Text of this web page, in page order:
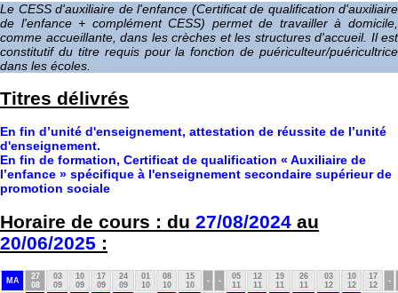
Le CESS d'auxiliaire de l'enfance (Certificat de qualification d'auxiliaire
de l'enfance + complément CESS) permet de travailler à domicile,
comme accueillante, dans les crèches et les structures d'accueil. Il est
constitutif du titre requis pour la fonction de puériculteur/puéricultrice
dans les écoles.
Titres délivrés
En fin d’unité d'enseignement, attestation de réussite de l’unité
d'enseignement.
En fin de formation, Certificat de qualification « Auxiliaire de
l’enfance » spécifique à l'enseignement secondaire supérieur de
promotion sociale
Horaire de cours : du 27/08/2024 au
20/06/2025 :
MA
27
08
03
09
10
09
17
09
24
09
01
10
08
10
15
10
- -
05
11
12
11
19
11
26
11
03
12
10
12
17
12
-